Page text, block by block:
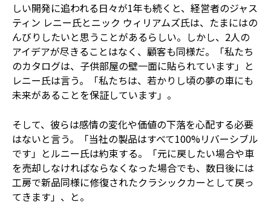
しい開発に追われる日々が1年も続くと、経営者のジャス
ティン レニー氏とニック ウィリアムズ氏は、たまにはの
んびりしたいと思うことがあるらしい。しかし、2人の
アイデアが尽きることはなく、顧客も同様だ。「私たち
のカタログは、子供部屋の壁一面に貼られています」と
レニー氏は言う。「私たちは、若かりし頃の夢の車にも
未来があることを保証しています」。
そして、彼らは感情の変化や価値の下落を心配する必要
はないと言う。「当社の製品はすべて100%リバーシブル
です」とルニー氏は約束する。「元に戻したい場合や車
を売却しなければならなくなった場合でも、数日後には
工房で新品同様に修復されたクラシックカーとして戻っ
てきます」、と。